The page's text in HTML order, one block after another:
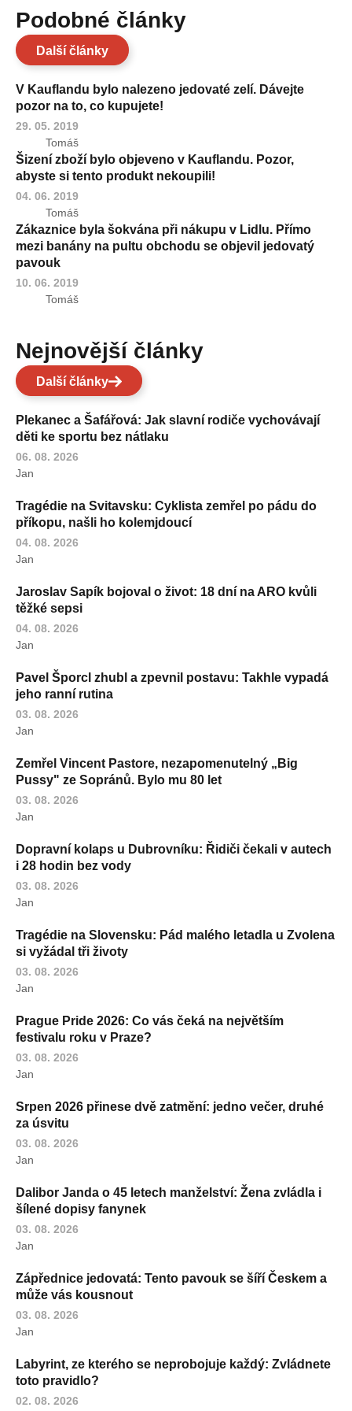
Podobné články
Další články
V Kauflandu bylo nalezeno jedovaté zelí. Dávejte
pozor na to, co kupujete!
29. 05. 2019
Tomáš
Šizení zboží bylo objeveno v Kauflandu. Pozor,
abyste si tento produkt nekoupili!
04. 06. 2019
Tomáš
Zákaznice byla šokvána při nákupu v Lidlu. Přímo
mezi banány na pultu obchodu se objevil jedovatý
pavouk
10. 06. 2019
Tomáš
Nejnovější články
Další články
Plekanec a Šafářová: Jak slavní rodiče vychovávají
děti ke sportu bez nátlaku
06. 08. 2026
Jan
Tragédie na Svitavsku: Cyklista zemřel po pádu do
příkopu, našli ho kolemjdoucí
04. 08. 2026
Jan
Jaroslav Sapík bojoval o život: 18 dní na ARO kvůli
těžké sepsi
04. 08. 2026
Jan
Pavel Šporcl zhubl a zpevnil postavu: Takhle vypadá
jeho ranní rutina
03. 08. 2026
Jan
Zemřel Vincent Pastore, nezapomenutelný „Big
Pussy" ze Sopránů. Bylo mu 80 let
03. 08. 2026
Jan
Dopravní kolaps u Dubrovníku: Řidiči čekali v autech
i 28 hodin bez vody
03. 08. 2026
Jan
Tragédie na Slovensku: Pád malého letadla u Zvolena
si vyžádal tři životy
03. 08. 2026
Jan
Prague Pride 2026: Co vás čeká na největším
festivalu roku v Praze?
03. 08. 2026
Jan
Srpen 2026 přinese dvě zatmění: jedno večer, druhé
za úsvitu
03. 08. 2026
Jan
Dalibor Janda o 45 letech manželství: Žena zvládla i
šílené dopisy fanynek
03. 08. 2026
Jan
Zápřednice jedovatá: Tento pavouk se šíří Českem a
může vás kousnout
03. 08. 2026
Jan
Labyrint, ze kterého se neprobojuje každý: Zvládnete
toto pravidlo?
02. 08. 2026